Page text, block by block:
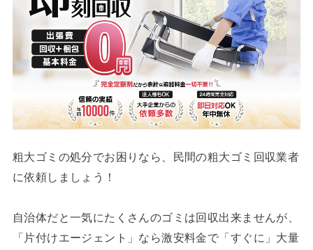
粗大ゴミの処分でお困りなら、民間の粗大ゴミ回収業者
に依頼しましょう！
自治体だと一気にたくさんのゴミは回収出来ませんが、
「片付けエージェント」なら激安料金で「すぐに」大量